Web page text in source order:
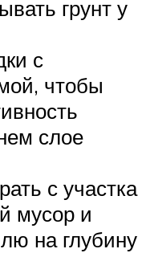
грунт у
с
чтобы
слое
с участка
мусор и
на глубину